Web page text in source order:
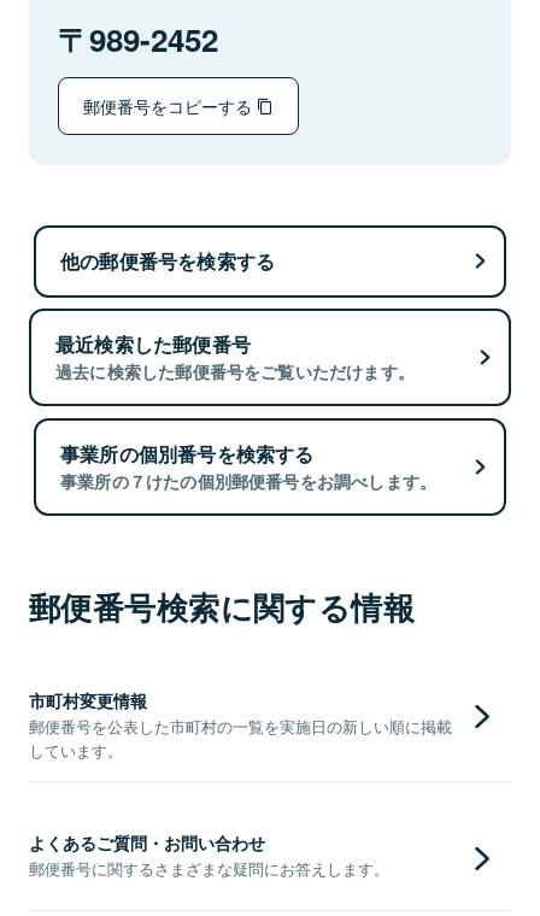
989-2452
郵便番号をコピーする
他の郵便番号を検索する
最近検索した郵便番号
過去に検索した郵便番号をご覧いただけます。
事業所の個別番号を検索する
事業所の７けたの個別郵便番号をお調べします。
郵便番号検索に関する情報
市町村変更情報
郵便番号を公表した市町村の一覧を実施日の新しい順に掲載
しています。
よくあるご質問・お問い合わせ
郵便番号に関するさまざまな疑問にお答えします。